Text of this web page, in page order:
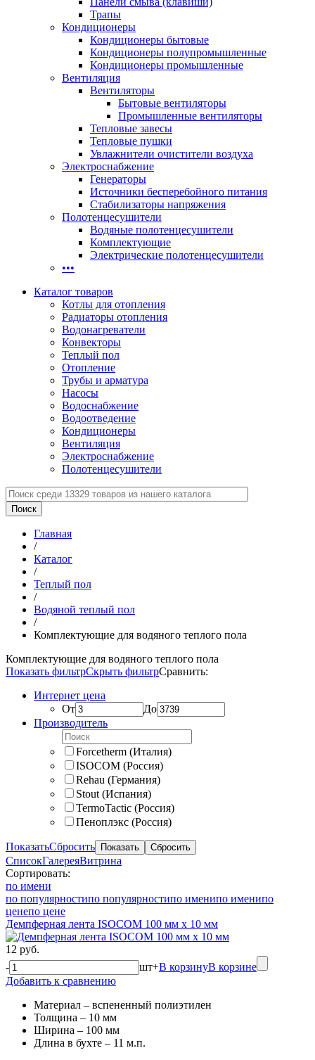
Трапы
Кондиционеры
Кондиционеры бытовые
Кондиционеры полупромышленные
Кондиционеры промышленные
Вентиляция
Вентиляторы
Бытовые вентиляторы
Промышленные вентиляторы
Тепловые завесы
Тепловые пушки
Увлажнители очистители воздуха
Электроснабжение
Генераторы
Источники бесперебойного питания
Стабилизаторы напряжения
Полотенцесушители
Водяные полотенцесушители
Комплектующие
Электрические полотенцесушители
•••
Каталог товаров
Котлы для отопления
Радиаторы отопления
Водонагреватели
Конвекторы
Теплый пол
Отопление
Трубы и арматура
Насосы
Водоснабжение
Водоотведение
Кондиционеры
Вентиляция
Электроснабжение
Полотенцесушители
Главная
/
Каталог
/
Теплый пол
/
Водяной теплый пол
/
Комплектующие для водяного теплого пола
Комплектующие для водяного теплого пола
Показать фильтрСкрыть фильтрСравнить:
Интернет цена
От
До
Производитель
Forcetherm (Италия)
ISOCOM (Россия)
Rehau (Германия)
Stout (Испания)
TermoTactic (Россия)
Пеноплэкс (Россия)
ПоказатьСбросить
СписокГалереяВитрина
Сортировать:
по имени
по популярностипо популярностипо именипо именипо
ценепо цене
Демпферная лента ISOCOM 100 мм х 10 мм
12 руб.
-
шт+В корзинуВ корзине
Добавить к сравнению
Материал – вспененный полиэтилен
Толщина – 10 мм
Ширина – 100 мм
Длина в бухте – 11 м.п.